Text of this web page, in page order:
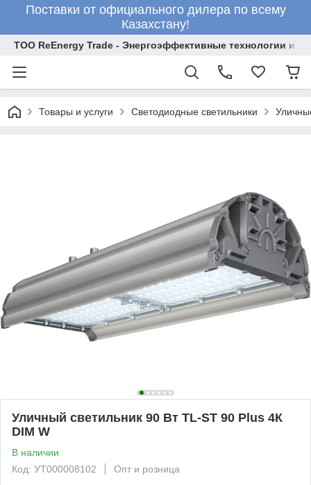
Поставки от официального дилера по всему
Казахстану!
ТОО ReEnergy Trade - Энергоэффективные технологии и
Товары и услуги Светодиодные светильники
Уличный светильник 90 Вт TL-ST 90 Plus 4К
DIM W
В наличии
Код: УТ000008102
Опт и розница